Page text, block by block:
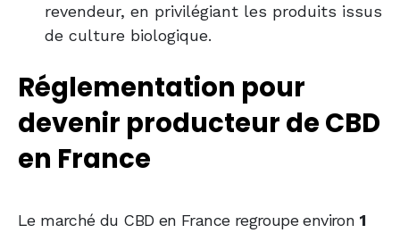
revendeur, en privilégiant les produits issus
de culture biologique.
Réglementation pour
devenir producteur de CBD
en France
Le marché du CBD en France regroupe environ 1